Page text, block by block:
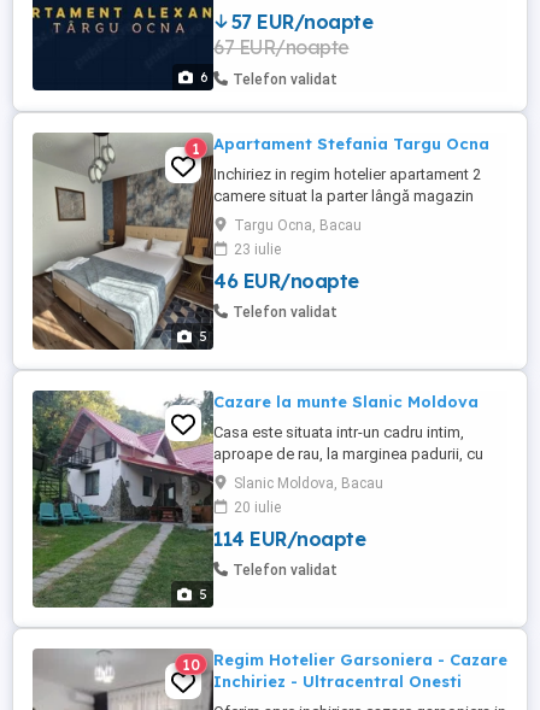
6
57 EUR/noapte
67 EUR/noapte
Telefon validat
5
1 Apartament Stefania Targu Ocna
Inchiriez in regim hotelier apartament 2
camere situat la parter lângă magazin
pennyTargu Ocna, Bacau
23 iulie
46 EUR/noapte
Telefon validat
5
Cazare la munte Slanic Moldova
Casa este situata intr-un cadru intim,
aproape de rau, la marginea padurii, cu
vedere la râul Slanic. Va oferim parcare
gratuita, internet, uscator de par, acces la
gratar și hamac. Tarife: de luni pana
duminica 600 lei seara. Situată la 3 km de
întrarea în stațiune și la 9 km de Salina
Slanic Moldova, Bacau
20 iulie
114 EUR/noapte
Telefon validat
10
Regim Hotelier Garsoniera - Cazare
Inchiriez - Ultracentral Onesti